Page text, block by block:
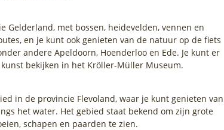
Gelderland, met bossen, heidevelden, vennen en
en je kunt ook genieten van de natuur op de fiets
andere Apeldoorn, Hoenderloo en Ede. Je kunt er
bekijken in het Kröller-Müller Museum.
in de provincie Flevoland, waar je kunt genieten van
het water. Het gebied staat bekend om zijn grote
schapen en paarden te zien.